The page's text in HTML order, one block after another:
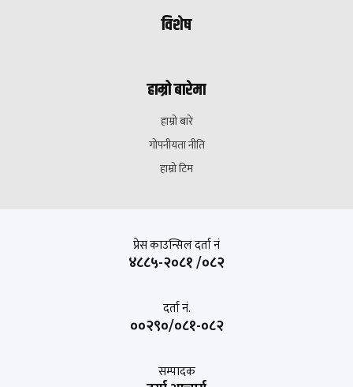
विशेष
हाम्रो बारेमा
हाम्रो बारे
गोपनीयता नीति
हाम्रो टिम
प्रेस काउन्सिल दर्ता नं
४८८५-२०८१ /०८२
दर्ता नं.
००२९०/०८१-०८२
सम्पादक